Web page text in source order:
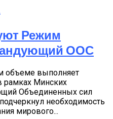
Режим
ООС
объеме выполняет
рамках Минских
Объединенных сил
необходимость
мирового...